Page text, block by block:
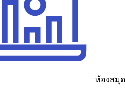
ห้องสมุ